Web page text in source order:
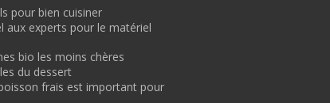
pour bien cuisiner
aux experts pour le matériel
bio les moins chères
du dessert
frais est important pour